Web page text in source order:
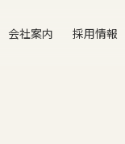
会社案内 採用情報